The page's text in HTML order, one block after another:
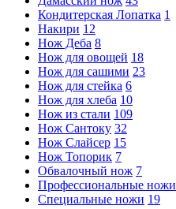
Кондитерская Лопатка 1
Накири 12
Нож Деба 8
Нож для овощей 18
Нож для сашими 23
Нож для стейка 6
Нож для хлеба 10
Нож из стали 109
Нож Сантоку 32
Нож Слайсер 15
Нож Топорик 7
Обвалочный нож 7
Профессиональные ножи
Специальные ножи 19